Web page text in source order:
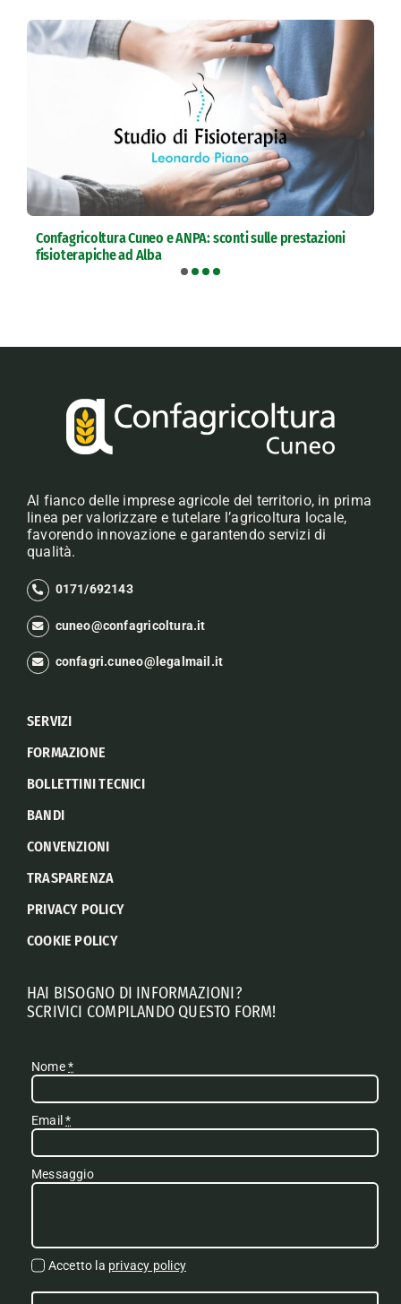
Confagricoltura Cuneo e ANPA: sconti sulle prestazioni
fisioterapiche ad Alba
Al fianco delle imprese agricole del territorio, in prima
linea per valorizzare e tutelare l’agricoltura locale,
favorendo innovazione e garantendo servizi di
qualità.
0171/692143
cuneo@confagricoltura.it
confagri.cuneo@legalmail.it
SERVIZI
FORMAZIONE
BOLLETTINI TECNICI
BANDI
CONVENZIONI
TRASPARENZA
PRIVACY POLICY
COOKIE POLICY
HAI BISOGNO DI INFORMAZIONI?
SCRIVICI COMPILANDO QUESTO FORM!
Nome*
Email*
Messaggio
Accetto la privacy policy